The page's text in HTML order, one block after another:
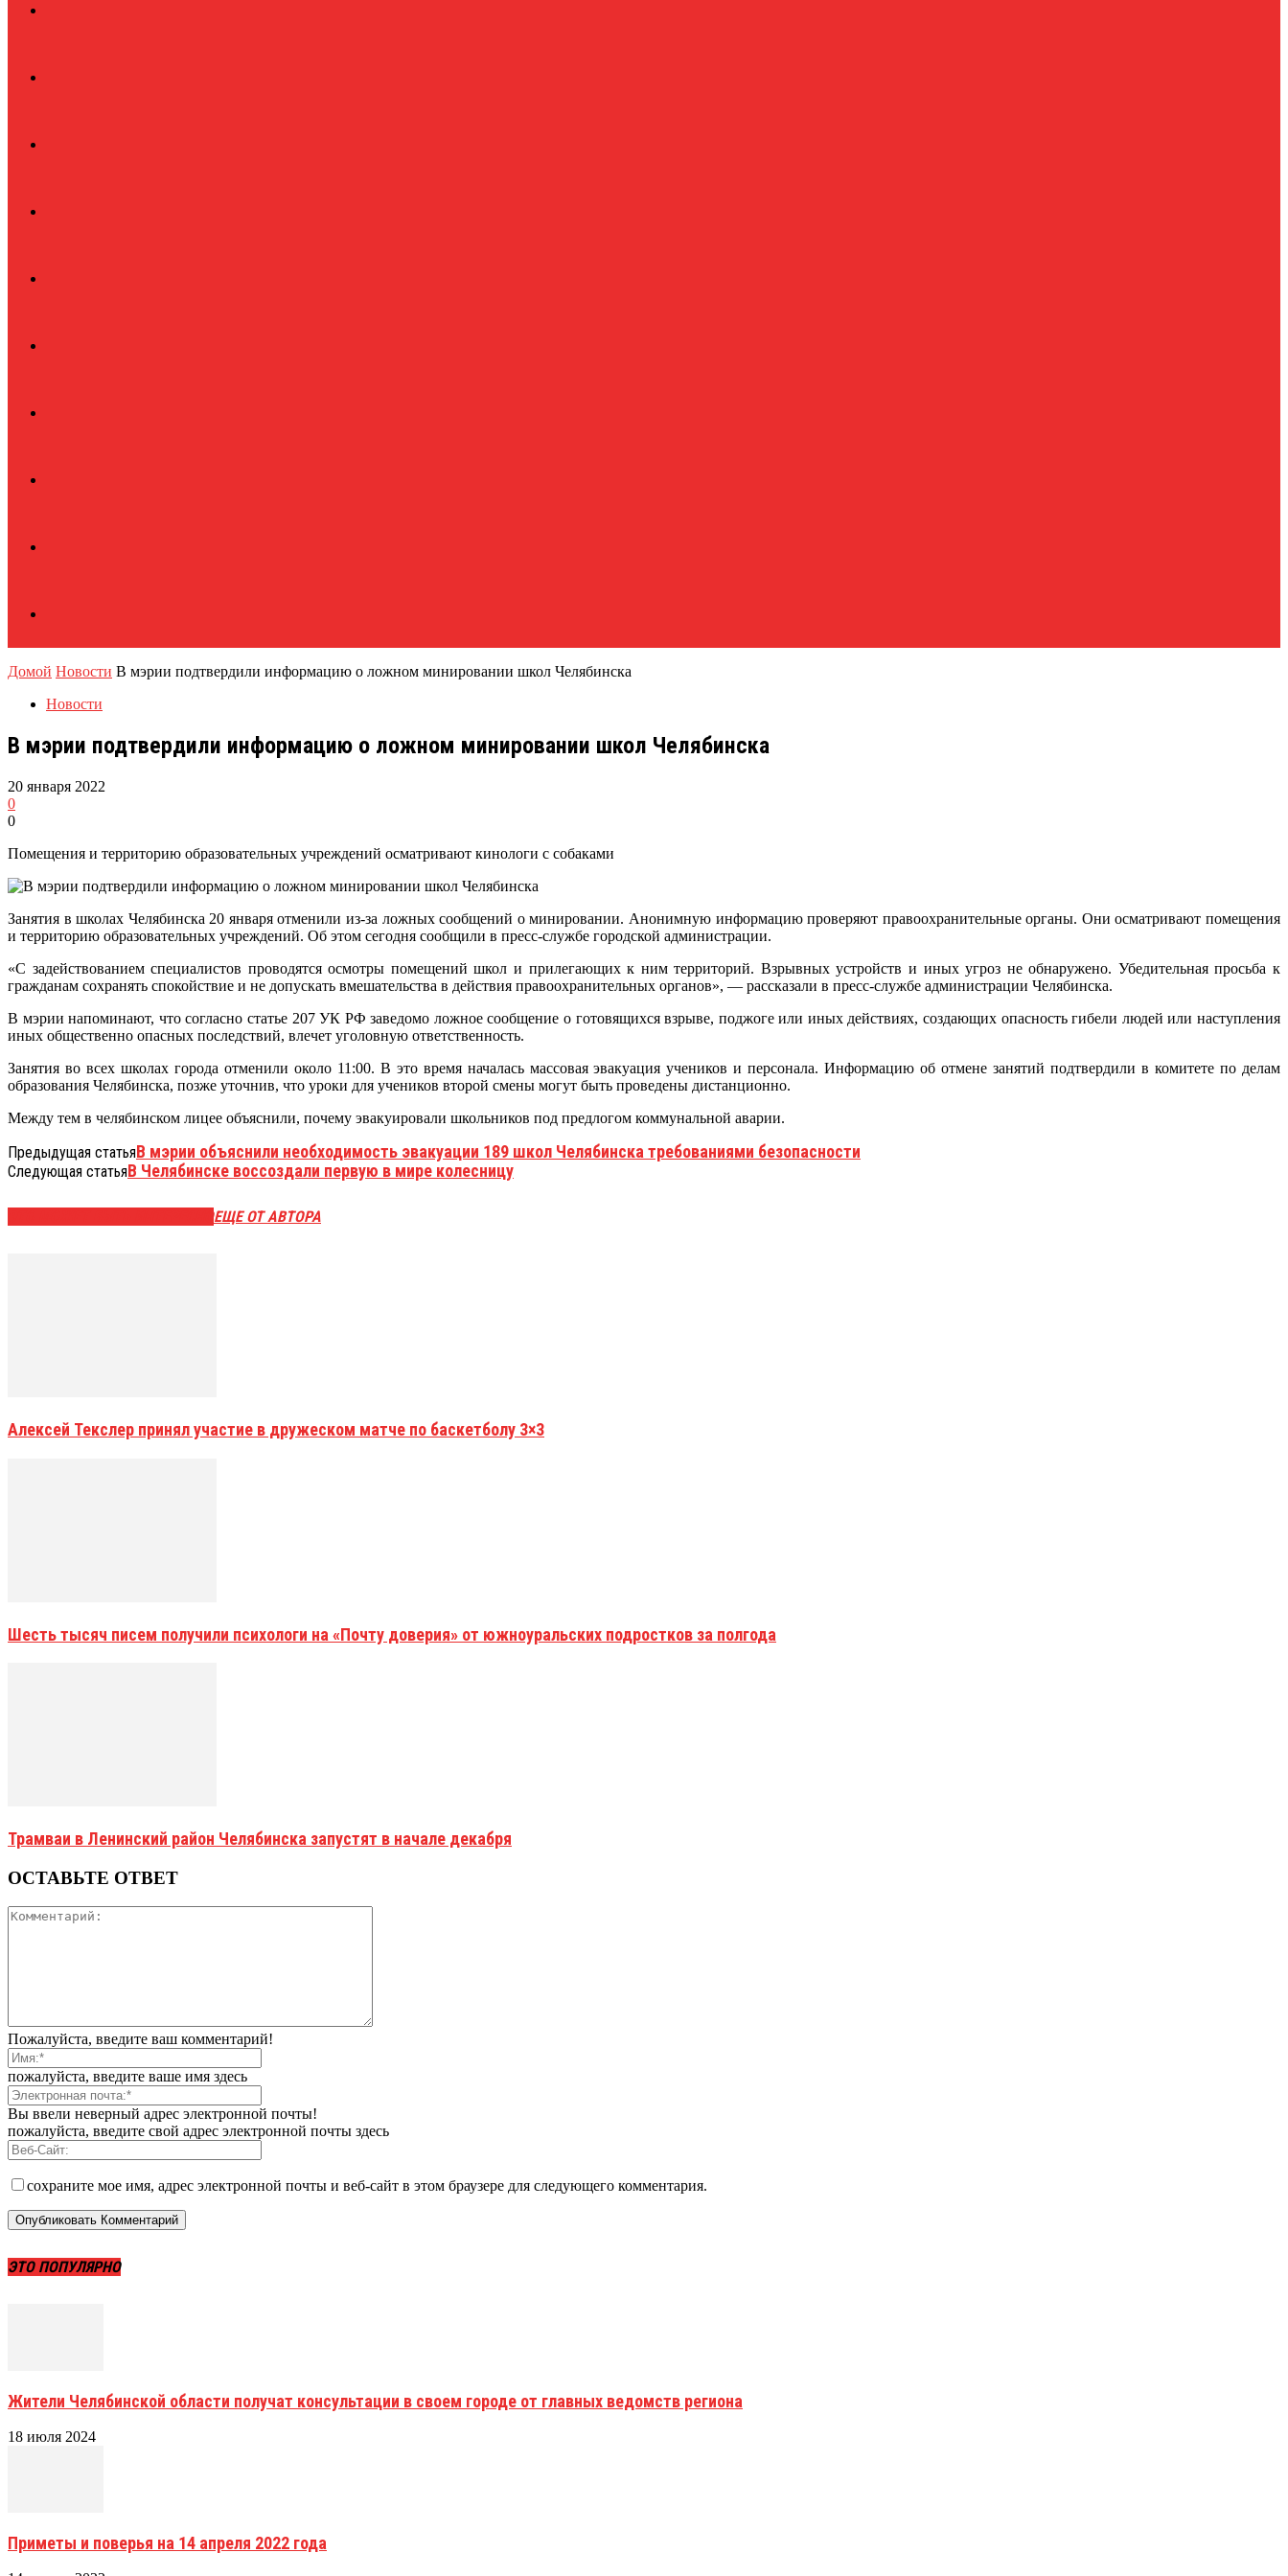
Домой Новости В мэрии подтвердили информацию о ложном минировании школ Челябинска
Новости
В мэрии подтвердили информацию о ложном минировании школ Челябинска
20 января 2022
0
0
Помещения и территорию образовательных учреждений осматривают кинологи с собаками
Занятия в школах Челябинска 20 января отменили из-за ложных сообщений о минировании. Анонимную информацию проверяют правоохранительные органы. Они осматривают помещения
и территорию образовательных учреждений. Об этом сегодня сообщили в пресс-службе городской администрации.
«С задействованием специалистов проводятся осмотры помещений школ и прилегающих к ним территорий. Взрывных устройств и иных угроз не обнаружено. Убедительная просьба к
гражданам сохранять спокойствие и не допускать вмешательства в действия правоохранительных органов», — рассказали в пресс-службе администрации Челябинска.
В мэрии напоминают, что согласно статье 207 УК РФ заведомо ложное сообщение о готовящихся взрыве, поджоге или иных действиях, создающих опасность гибели людей или наступления
иных общественно опасных последствий, влечет уголовную ответственность.
Занятия во всех школах города отменили около 11:00. В это время началась массовая эвакуация учеников и персонала. Информацию об отмене занятий подтвердили в комитете по делам
образования Челябинска, позже уточнив, что уроки для учеников второй смены могут быть проведены дистанционно.
Между тем в челябинском лицее объяснили, почему эвакуировали школьников под предлогом коммунальной аварии.
Предыдущая статьяВ мэрии объяснили необходимость эвакуации 189 школ Челябинска требованиями безопасности
Следующая статьяВ Челябинске воссоздали первую в мире колесницу
ЕЩЕ ОТ АВТОРА
Алексей Текслер принял участие в дружеском матче по баскетболу 3×3
Шесть тысяч писем получили психологи на «Почту доверия» от южноуральских подростков за полгода
Трамваи в Ленинский район Челябинска запустят в начале декабря
ОСТАВЬТЕ ОТВЕТ
Пожалуйста, введите ваш комментарий!
пожалуйста, введите ваше имя здесь
Вы ввели неверный адрес электронной почты!
пожалуйста, введите свой адрес электронной почты здесь
сохраните мое имя, адрес электронной почты и веб-сайт в этом браузере для следующего комментария.
ЭТО ПОПУЛЯРНО
Жители Челябинской области получат консультации в своем городе от главных ведомств региона
18 июля 2024
Приметы и поверья на 14 апреля 2022 года